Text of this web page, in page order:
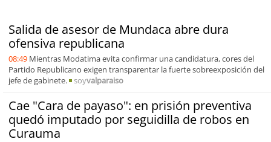
Salida de asesor de Mundaca abre dura
ofensiva republicana
08:49 Mientras Modatima evita confirmar una candidatura, cores del
Partido Republicano exigen transparentar la fuerte sobreexposición del
jefe de gabinete.
soyvalparaiso
Cae "Cara de payaso": en prisión preventiva
quedó imputado por seguidilla de robos en
Curauma